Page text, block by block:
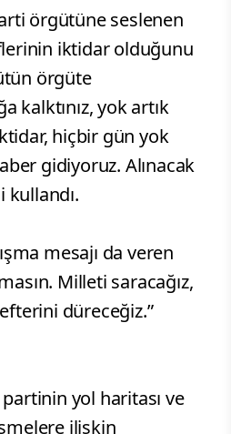
örgütüne seslenen
iktidar olduğunu
örgüte
kalktınız, yok artık
hiçbir gün yok
gidiyoruz. Alınacak
kullandı.
mesajı da veren
Milleti saracağız,
düreceğiz.”
partinin yol haritası ve
ilişkin